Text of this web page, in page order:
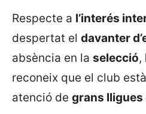
Respecte a l’interés
despertat el davanter
absència en la selecció,
reconeix que el club
atenció de grans lligues